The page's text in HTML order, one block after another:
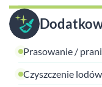
Prasowanie /
Czyszczenie